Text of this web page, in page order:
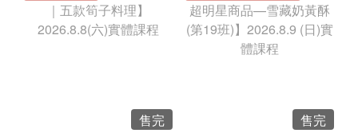
售完
售完